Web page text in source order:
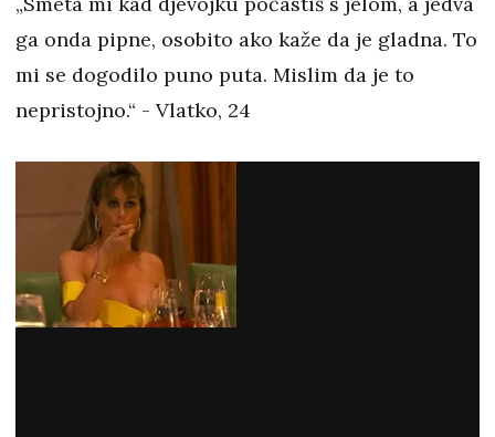
ga onda pipne, osobito ako kaže da je gladna. To
mi se dogodilo puno puta. Mislim da je to
nepristojno.“ - Vlatko, 24